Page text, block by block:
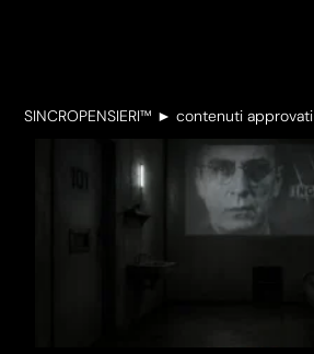
SINCROPENSIERI™ ► contenuti approvati